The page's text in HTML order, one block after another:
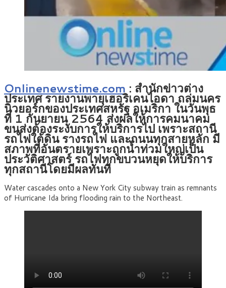
Onlinenewstime.com : สำนักข่าวต่าง
ประเทศ รายงานพายุเฮอริเคนไอดา ถล่มนคร
นิวยอร์กของประเทศสหรัฐ อเมริกา ในวันพุธ
ที่ 1 กันยายน 2564 ส่งผลให้การคมนาคม
ขนส่งต้องระงับการให้บริการไป เพราะสถานี
รถไฟใต้ดิน รางรถไฟ และถนนทุกสายหลัก มี
สภาพที่อันตรายเพราะถูกน้ำท่วมใหญ่เป็น
ประวัติศาสตร์ รถไฟทุกขบวนหยุดให้บริการ
ทุกสถานีโดยมีผลทันที
Water cascades onto a New York City subway train as remnants
of Hurricane Ida bring flooding rain to the Northeast.